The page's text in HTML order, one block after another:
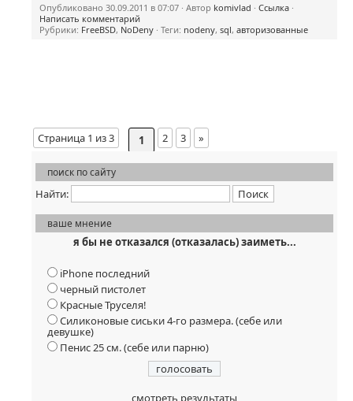
Опубликовано 30.09.2011 в 07:07 · Автор komivlad · Ссылка ·
Написать комментарий
Рубрики: FreeBSD, NoDeny · Теги: nodeny, sql, авторизованные
Страница 1 из 3 1 2 3 »
поиск по сайту
Найти:
ваше мнение
я бы не отказался (отказалась) заиметь...
iPhone последний
черный пистолет
Красные Труселя!
Силиконовые сиськи 4-го размера. (себе или
девушке)
Пенис 25 см. (себе или парню)
смотреть результаты